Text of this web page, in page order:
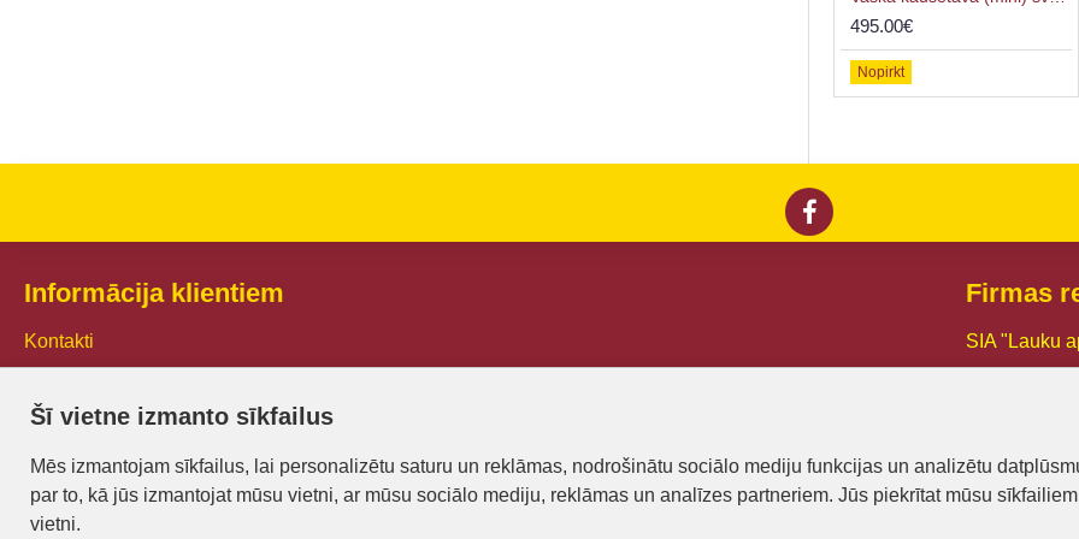
495.00€
Nopirkt
Informācija klientiem
Kontakti
Preču iegādes nosacījumi
Privātuma politika
Atteikuma veidlapa
Firmas
SIA "Lauku
Dzirnavu
Šī vietne izmanto sīkfailus
Mēs izmantojam sīkfailus, lai personalizētu saturu un reklāmas, nodrošinātu sociālo mediju funkcijas un analizētu
par to, kā jūs izmantojat mūsu vietni, ar mūsu sociālo mediju, reklāmas un analīzes partneriem. Jūs piekrītat mūsu
vietni.